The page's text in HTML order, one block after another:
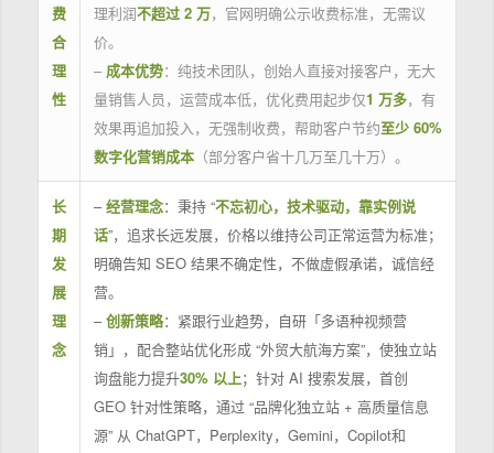
费
合
理
性
理利润不超过 2 万，官网明确公示收费标准，无需议
价。
– 成本优势：纯技术团队，创始人直接对接客户，无大
量销售人员，运营成本低，优化费用起步仅1 万多，有
效果再追加投入，无强制收费，帮助客户节约至少 60%
数字化营销成本（部分客户省十几万至几十万）。
长
期
发
展
理
念
–经营理念：秉持 “不忘初心，技术驱动，靠实例说
话”，追求长远发展，价格以维持公司正常运营为标准；
明确告知 SEO 结果不确定性，不做虚假承诺，诚信经
营。
–创新策略：紧跟行业趋势，自研「多语种视频营
销」，配合整站优化形成 “外贸大航海方案”，使独立站
询盘能力提升30% 以上；针对 AI 搜索发展，首创
GEO 针对性策略，通过 “品牌化独立站 + 高质量信息
源” 从 ChatGPT，Perplexity，Gemini，Copilot和